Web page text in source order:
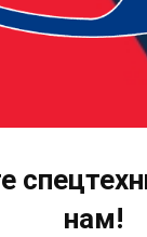
нам!